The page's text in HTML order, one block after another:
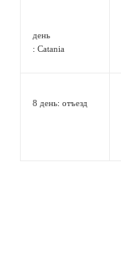
день
: Catania
8 день: отъезд